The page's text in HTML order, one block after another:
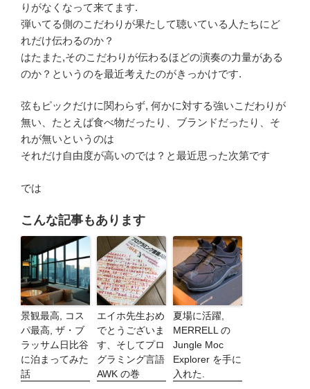
りがなくなって来てます.
弾いてる側のこだわりが果たして聴いている人たちにど
れだけ伝わるのか？
はたまた,そのこだわりが伝わるほどの演奏の力量がある
のか？というのを最近考えたのがきっかけです.
弦もピックだけに関わらず, 何かに対する強いこだわりが
無い、たとえば食べ物だったり、ブランドだったり、そ
れが無いというのは
それだけ自由度が高いのでは？と最近思った次第です
では
こんな記事もあります
景観最高, コス
パ最高, ザ・ブ
ラッサム日比谷
に泊まってみた
話
エイホ先生おめ
でとうございま
す、そしてプロ
グラミング言語
AWK の巻
夏場に活躍,
MERRELL の
Jungle Moc
Explorer を手に
入れた.